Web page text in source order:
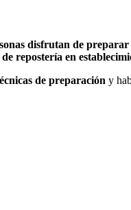
disfrutan de preparar
repostería en
de preparación y